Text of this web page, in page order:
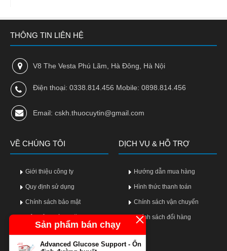
Sản phẩm bán chạy
Advanced Glucose Support - Ổn
THÔNG TIN LIÊN HỆ
V8 The Vesta Phú Lãm, Hà Đông, Hà Nội
Điện thoại: 0338.814.456 Mobile: 0898.814.456
Email: cskh.thuocuytin@gmail.com
VỀ CHÚNG TÔI
Giới thiệu công ty
Quy định sử dụng
Chính sách bảo mật
DỊCH VỤ & HỖ TRỢ
Hướng dẫn mua hàng
Hình thức thanh toán
Chính sách vận chuyển
Chính sách đổi hàng